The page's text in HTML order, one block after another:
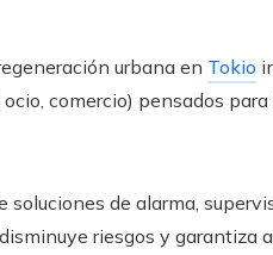
urbana en Tokio
comercio) pensados
soluciones de alarma,
riesgos y garantiza